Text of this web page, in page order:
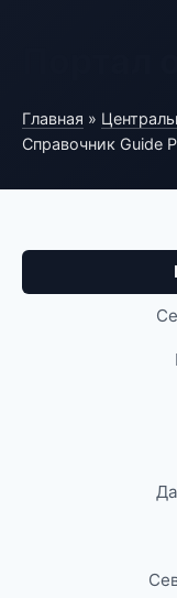
Главная »
Справочник Guide